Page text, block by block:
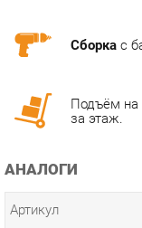
АНАЛОГИ
Артикул
u-0200778
ТЭГИ